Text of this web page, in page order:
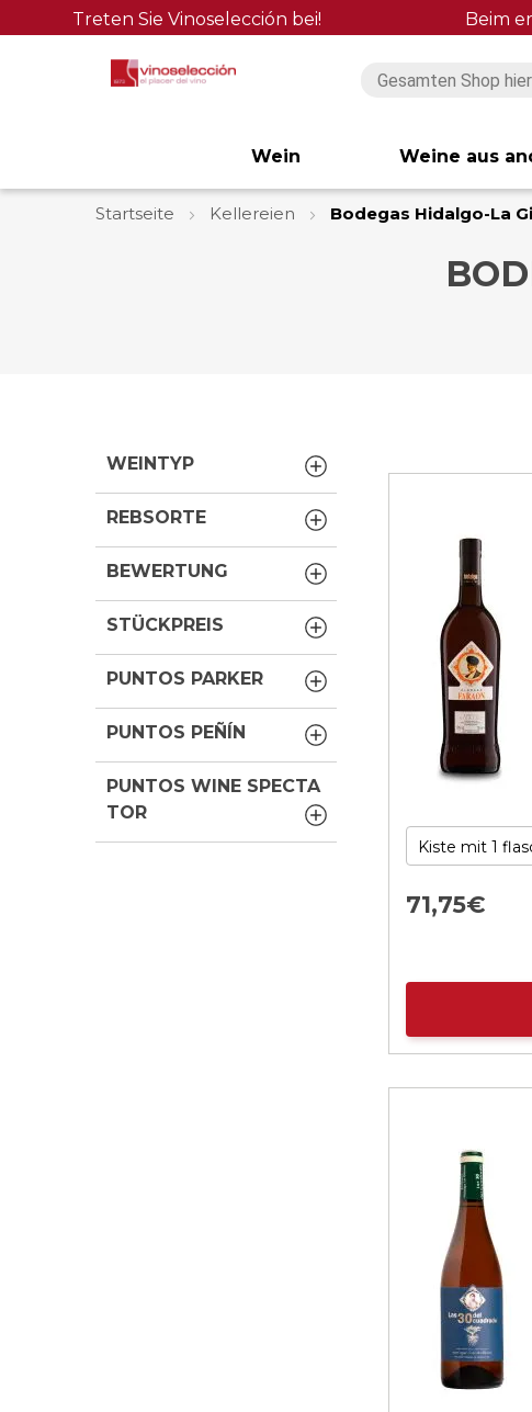
Treten Sie Vinoselección bei! Beim
Wein Weine aus
Startseite Kellereien Bodegas Hidalgo-La
71,75€
WEINTYP
REBSORTE
BEWERTUNG
STÜCKPREIS
PUNTOS PARKER
PUNTOS PEÑÍN
PUNTOS WINE SPECTA
TOR